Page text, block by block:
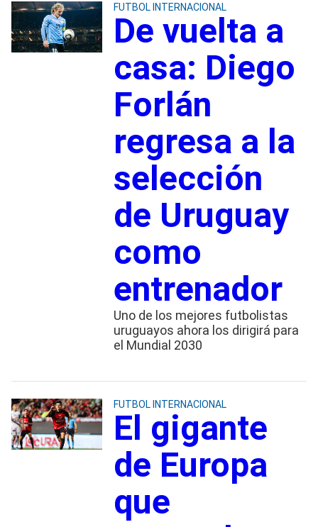
FUTBOL INTERNACIONAL
De vuelta a
casa: Diego
Forlán
regresa a la
selección
de Uruguay
como
entrenador
Uno de los mejores futbolistas
uruguayos ahora los dirigirá para
el Mundial 2030
FUTBOL INTERNACIONAL
El gigante
de Europa
que